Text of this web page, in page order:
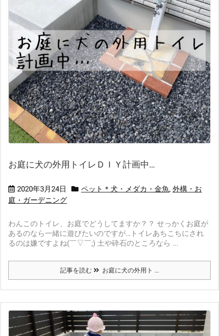
お庭に犬の外用トイレＤＩＹ計画中…
2020年3月24日 ペット＊犬・メダカ・金魚, 外構・お
庭・ガーデニング
わんこのトイレ、お庭でどうしてますか？？ せっかくお庭が
あるのなら一緒に遊びたいのですが…トイレあちこちにされ
るのは嫌ですよね(￣▽￣;) 土や砕石のところなら ...
記事を読む お庭に犬の外用ト ...